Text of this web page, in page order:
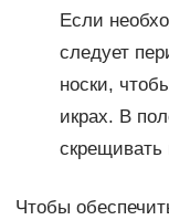
Если
следует
носки,
икрах. В
скрещивать
Чтобы